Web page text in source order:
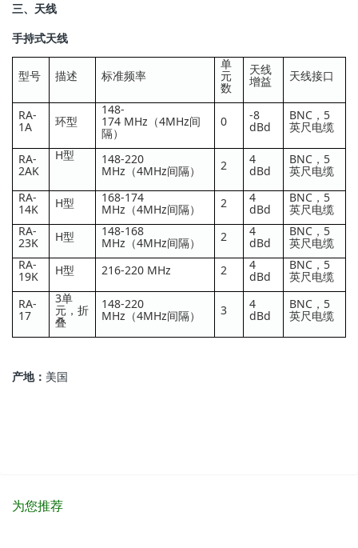
三、天线
手持式天线
型号 描述 标准频率
单
元
数
天线
增益 天线接口
RA-
1A 环型
148-
174 MHz（4MHz间
隔）
0 -8
dBd
BNC，5
英尺电缆
RA-
2AK
H型 148-220
MHz（4MHz间隔） 2 4
dBd
BNC，5
英尺电缆
RA-
14K H型 168-174
MHz（4MHz间隔） 2 4
dBd
BNC，5
英尺电缆
RA-
23K H型 148-168
MHz（4MHz间隔） 2 4
dBd
BNC，5
英尺电缆
RA-
19K H型 216-220 MHz 2 4
dBd
BNC，5
英尺电缆
RA-
17
3单
元，折
叠
148-220
MHz（4MHz间隔） 3 4
dBd
BNC，5
英尺电缆
产地： 美国
为您推荐